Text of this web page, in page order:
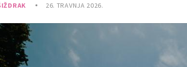
26. TRAVNJA 2026.